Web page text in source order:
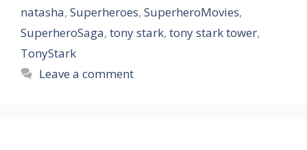
natasha, Superheroes, SuperheroMovies,
SuperheroSaga, tony stark, tony stark tower,
TonyStark
Leave a comment